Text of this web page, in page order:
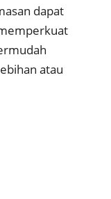
dapat
atau